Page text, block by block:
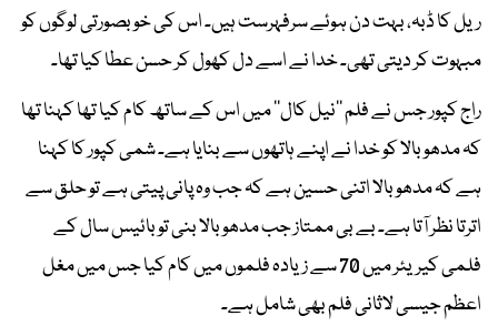
ریل کا ڈبہ، بہت دن ہوئے سرفہرست ہیں۔ اس کی خوبصورتی لوگوں کو
مبہوت کر دیتی تھی۔ خدا نے اسے دل کھول کر حسن عطا کیا تھا۔
راج کپور جس نے فلم ’’نیل کال‘‘ میں اس کے ساتھ کام کیا تھا کہنا تھا
کہ مدھو بالا کو خدا نے اپنے ہاتھوں سے بنایا ہے۔ شمی کپور کا کہنا
ہے کہ مدھو بالا اتنی حسین ہے کہ جب وہ پانی پیتی ہے تو حلق سے
اترتا نظر آتا ہے۔ بے بی ممتاز جب مدھوبالا بنی تو بائیس سال کے
فلمی کیریئر میں 70 سے زیادہ فلموں میں کام کیا جس میں مغل
اعظم جیسی لاثانی فلم بھی شامل ہے۔